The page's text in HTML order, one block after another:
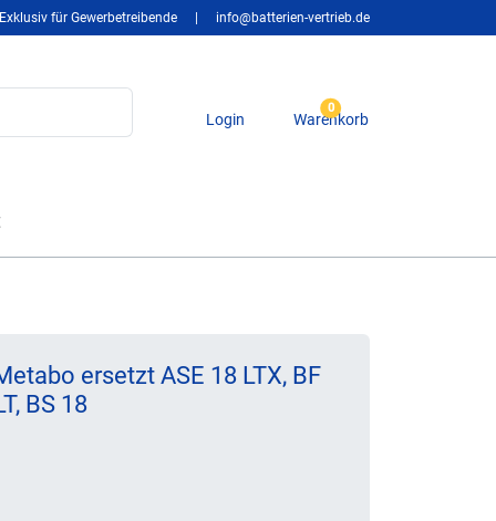
Exklusiv für Gewerbetreibende info@batterien-vertrieb.de
Login
0
Warenkorb
ersetzt ASE 18 LTX, BF
BS 18